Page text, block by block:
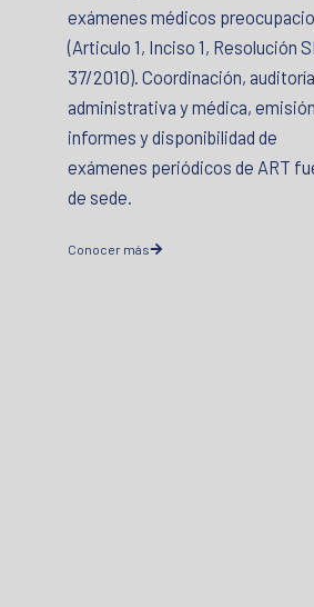
exámenes médicos
(Articulo 1, Inciso 1, Resolución
37/2010). Coordinación, auditoría
administrativa y médica,
informes y disponibilidad de
exámenes periódicos de ART
de sede.
Conocer más